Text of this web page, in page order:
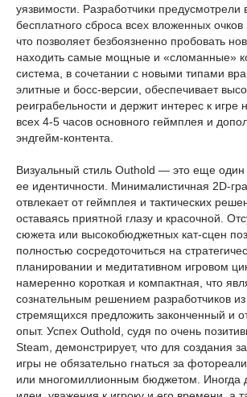
уязвимости. Разработчики предусмотрели
бесплатного сброса всех вложенных очков
что позволяет безбоязненно пробовать
находить самые мощные и «сломанные»
система, в сочетании с новыми типами
элитные и босс-версии, обеспечивает
реиграбельности и держит интерес к игре
всех 4-5 часов основного геймплея и
эндгейм-контента.
Визуальный стиль Outhold — это еще
ее идентичности. Минималистичная 2D-
отвлекает от геймплея и тактических
оставаясь приятной глазу и красочной.
сюжета или высокобюджетных кат-сцен
полностью сосредоточиться на
планировании и медитативном игровом
намеренно короткая и компактная, что
сознательным решением разработчиков из
стремящихся предложить законченный и
опыт. Успех Outhold, судя по очень
Steam, демонстрирует, что для создания
игры не обязательно гнаться за
или многомиллионным бюджетом. Иногда